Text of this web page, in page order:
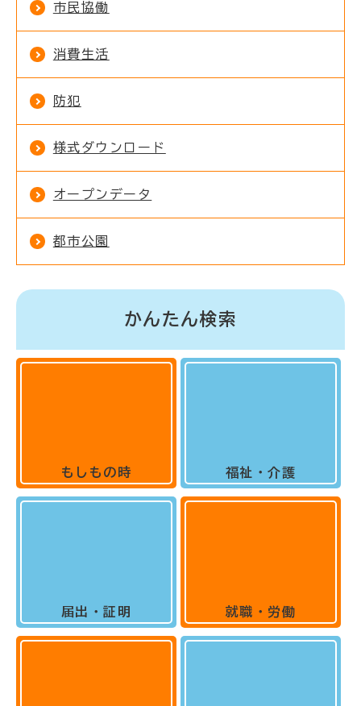
市民協働
消費生活
防犯
様式ダウンロード
オープンデータ
都市公園
かんたん検索
もしもの時
届出・証明
福祉・介護
就職・労働